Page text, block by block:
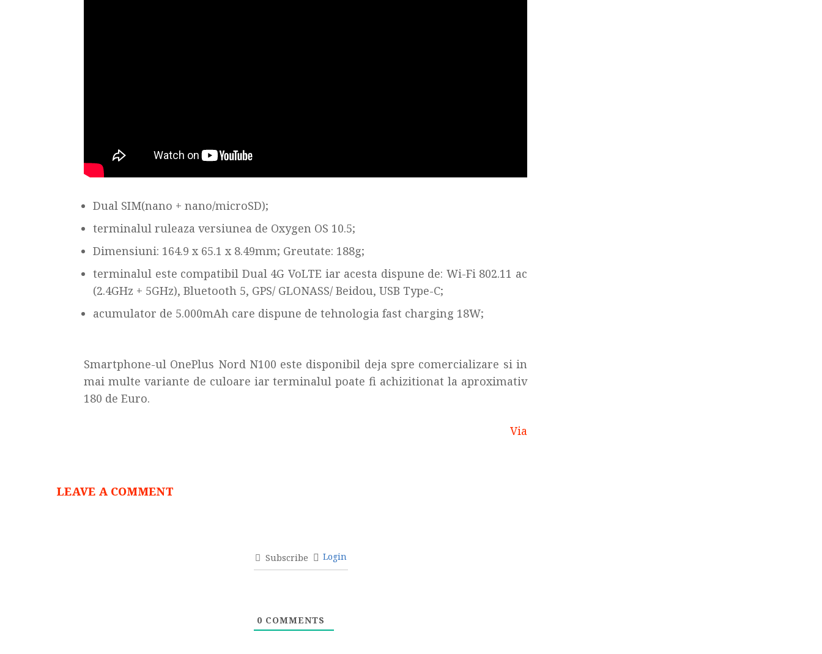
Dual SIM(nano + nano/microSD);
terminalul ruleaza versiunea de Oxygen OS 10.5;
Dimensiuni: 164.9 x 65.1 x 8.49mm; Greutate: 188g;
terminalul este compatibil Dual 4G VoLTE iar acesta dispune de: Wi-Fi 802.11 ac
(2.4GHz + 5GHz), Bluetooth 5, GPS/ GLONASS/ Beidou, USB Type-C;
acumulator de 5.000mAh care dispune de tehnologia fast charging 18W;
Smartphone-ul OnePlus Nord N100 este disponibil deja spre comercializare si in
mai multe variante de culoare iar terminalul poate fi achizitionat la aproximativ
180 de Euro.
Via
LEAVE A COMMENT
Subscribe Login
0 COMMENTS